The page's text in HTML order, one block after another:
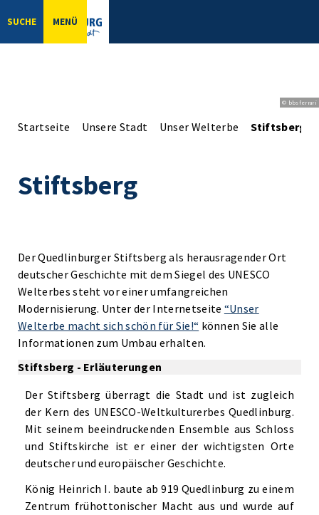
SUCHE MENÜ
© bbsferrari
Startseite Unsere Stadt Unser Welterbe Stiftsberg
Stiftsberg
Der Quedlinburger Stiftsberg als herausragender Ort
deutscher Geschichte mit dem Siegel des UNESCO
Welterbes steht vor einer umfangreichen
Modernisierung. Unter der Internetseite “Unser
Welterbe macht sich schön für Sie!“ können Sie alle
Informationen zum Umbau erhalten.
Stiftsberg - Erläuterungen
Der Stiftsberg überragt die Stadt und ist zugleich
der Kern des UNESCO-Weltkulturerbes Quedlinburg.
Mit seinem beeindruckenden Ensemble aus Schloss
und Stiftskirche ist er einer der wichtigsten Orte
deutscher und europäischer Geschichte.
König Heinrich I. baute ab 919 Quedlinburg zu einem
Zentrum frühottonischer Macht aus und wurde auf